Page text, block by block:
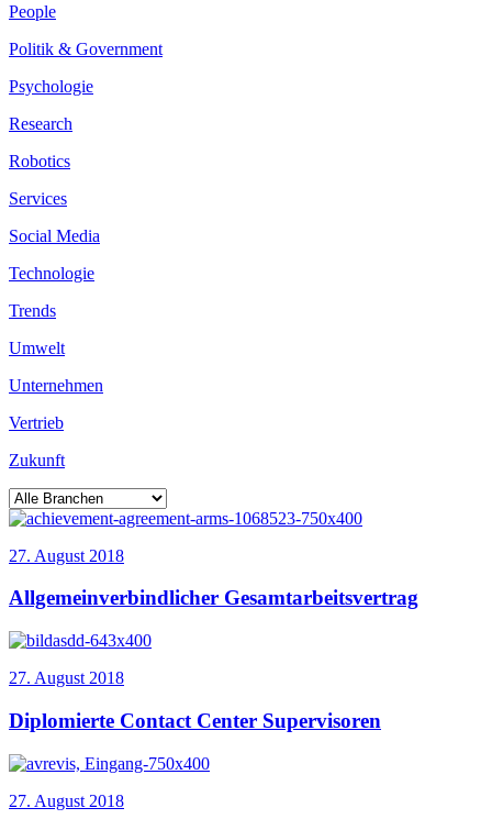
People
Politik & Government
Psychologie
Research
Robotics
Services
Social Media
Technologie
Trends
Umwelt
Unternehmen
Vertrieb
Zukunft
27. August 2018
Allgemeinverbindlicher Gesamtarbeitsvertrag
27. August 2018
Diplomierte Contact Center Supervisoren
27. August 2018